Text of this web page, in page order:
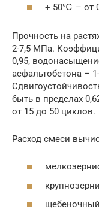
+ 50℃ – от
Прочность на
2-7,5 МПа.
0,95,
асфальтобетона –
быть в пределах
от 15 до 50 циклов.
Расход смеси